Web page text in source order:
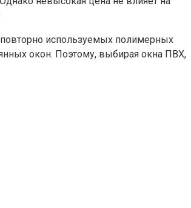
используемых полимерных
окон. Поэтому, выбирая окна ПВХ,